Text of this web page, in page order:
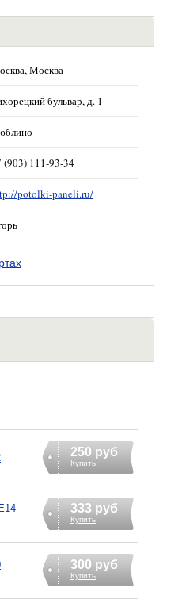
Москва
бульвар, д. 1
(903) 111-93-34
potolki-paneli.ru/
250 руб
Купить
333 руб
Купить
300 руб
Купить